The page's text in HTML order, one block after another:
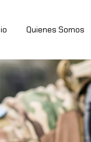
Quienes Somos